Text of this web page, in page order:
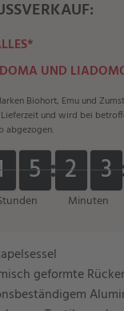
UND
Biohort, Emu und
und wird bei
abgezogen.
5
5
5
5
Minuten
2
2
2
2 3
3
3
3
geformte